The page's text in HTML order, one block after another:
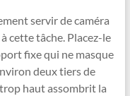
servir de caméra
cette tâche. Placez-le
fixe qui ne masque
deux tiers de
haut assombrit la